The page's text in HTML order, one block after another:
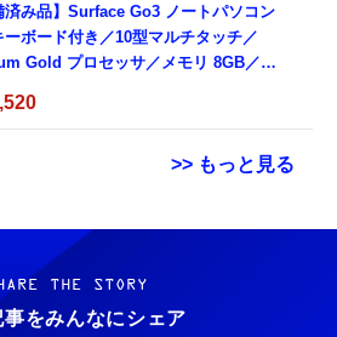
済み品】Surface Go3 ノートパソコン
ーボード付き／10型マルチタッチ／
Gold プロセッサ／メモリ 8GB／
／USB-C／1080p顔認証カメラ
>> もっと見る
イヤホン タイプC【2026新モデル
】 有線イヤホン マイク付き HiFi音質
低減 重低音 遅延なし
ミュニケーションロボット BAKETAN
ばけたん ワラシ 改 KAI
THE STORY
事をみんなにシェア